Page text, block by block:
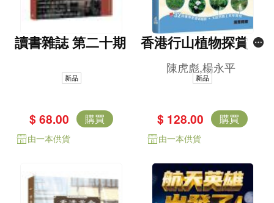
讀書雜誌 第二十期
新品
$ 68.00 購買
由一本供貨
香港行山植物探賞徑
（新修版）
陳虎彪,楊永平
新品
$ 128.00 購買
由一本供貨